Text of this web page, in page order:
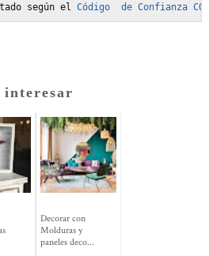
según el Código  de Confianza
interesar
Decorar con
Molduras y
paneles deco...